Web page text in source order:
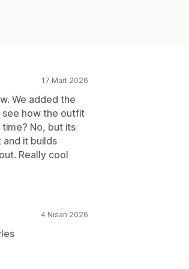
17 Mart 2026
We added the
how the outfit
No, but its
it builds
Really cool
4 Nisan 2026